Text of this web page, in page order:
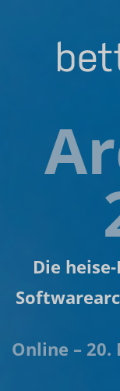
Die
Online – 20.